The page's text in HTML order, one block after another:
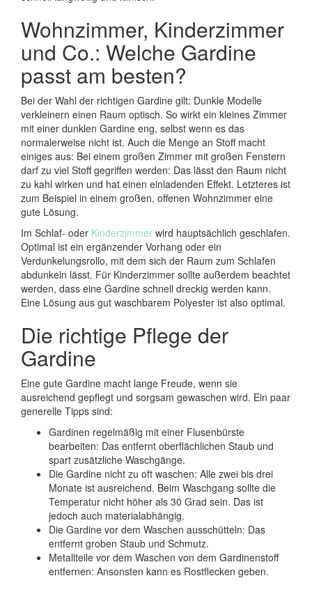
Wohnzimmer, Kinderzimmer
und Co.: Welche Gardine
passt am besten?
Bei der Wahl der richtigen Gardine gilt: Dunkle Modelle
verkleinern einen Raum optisch. So wirkt ein kleines Zimmer
mit einer dunklen Gardine eng, selbst wenn es das
normalerweise nicht ist. Auch die Menge an Stoff macht
einiges aus: Bei einem großen Zimmer mit großen Fenstern
darf zu viel Stoff gegriffen werden: Das lässt den Raum nicht
zu kahl wirken und hat einen einladenden Effekt. Letzteres ist
zum Beispiel in einem großen, offenen Wohnzimmer eine
gute Lösung.
Im Schlaf- oder Kinderzimmer wird hauptsächlich geschlafen.
Optimal ist ein ergänzender Vorhang oder ein
Verdunkelungsrollo, mit dem sich der Raum zum Schlafen
abdunkeln lässt. Für Kinderzimmer sollte außerdem beachtet
werden, dass eine Gardine schnell dreckig werden kann.
Eine Lösung aus gut waschbarem Polyester ist also optimal.
Die richtige Pflege der
Gardine
Eine gute Gardine macht lange Freude, wenn sie
ausreichend gepflegt und sorgsam gewaschen wird. Ein paar
generelle Tipps sind:
Gardinen regelmäßig mit einer Flusenbürste
bearbeiten: Das entfernt oberflächlichen Staub und
spart zusätzliche Waschgänge.
Die Gardine nicht zu oft waschen: Alle zwei bis drei
Monate ist ausreichend. Beim Waschgang sollte die
Temperatur nicht höher als 30 Grad sein. Das ist
jedoch auch materialabhängig.
Die Gardine vor dem Waschen ausschütteln: Das
entfernt groben Staub und Schmutz.
Metallteile vor dem Waschen von dem Gardinenstoff
entfernen: Ansonsten kann es Rostflecken geben.